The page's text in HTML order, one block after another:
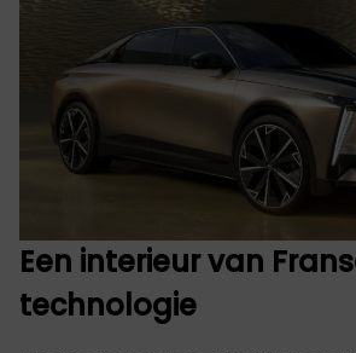
Een interieur van
technologie